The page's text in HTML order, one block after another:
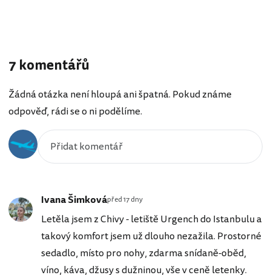
7 komentářů
Žádná otázka není hloupá ani špatná. Pokud známe
odpověď, rádi se o ni podělíme.
Ivana Šimkovápřed 17 dny
Letěla jsem z Chivy - letiště Urgench do Istanbulu a
takový komfort jsem už dlouho nezažila. Prostorné
sedadlo, místo pro nohy, zdarma snídaně-oběd,
víno, káva, džusy s dužninou, vše v ceně letenky.